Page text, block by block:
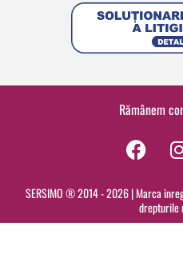
Rămânem
F
c
e
I
SERSIMO ® 2014 - 2026 | Marca
drepturile